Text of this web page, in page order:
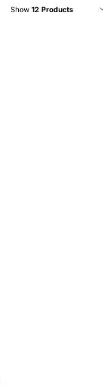
Show 12 Products